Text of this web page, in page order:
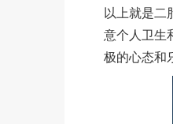
以上就是二
意个人卫生
极的心态和